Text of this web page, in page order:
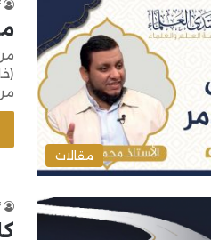
مقالات